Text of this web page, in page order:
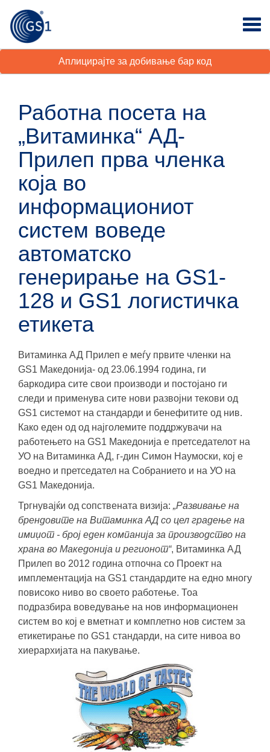
Аплицирајте за добивање бар код
Работна посета на
„Витаминка“ АД-
Прилеп прва членка
која во
информациониот
систем воведе
автоматско
генерирање на GS1-
128 и GS1 логистичка
етикета
Витаминка АД Прилеп е меѓу првите членки на
GS1 Македонија- од 23.06.1994 година, ги
баркодира сите свои производи и постојано ги
следи и применува сите нови развојни текови од
GS1 системот на стандарди и бенефитите од нив.
Како еден од од најголемите поддржувачи на
работењето на GS1 Mакедонија е претседателот на
УО на Витаминка АД, г-дин Симон Наумоски, кој е
воедно и претседател на Собранието и на УО на
GS1 Македонија.
Тргнувајќи од сопствената визија: „Развивање на
брендовите на Витаминка АД со цел градење на
имиџот - број еден компанија за производство на
храна во Македонија и регионот“, Витаминка АД
Прилеп во 2012 година отпочна со Проект на
имплементација на GS1 стандардите на едно многу
повисоко ниво во своето работење. Тоа
подразбира воведување на нов информационен
систем во кој е вметнат и комплетно нов систем за
етикетирање по GS1 стандарди, на сите нивоа во
хиерархијата на пакување.